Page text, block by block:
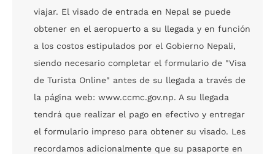
viajar. El visado de entrada en Nepal se puede
obtener en el aeropuerto a su llegada y en función
a los costos estipulados por el Gobierno Nepali,
siendo necesario completar el formulario de "Visa
de Turista Online" antes de su llegada a través de
la página web: www.ccmc.gov.np. A su llegada
tendrá que realizar el pago en efectivo y entregar
el formulario impreso para obtener su visado. Les
recordamos adicionalmente que su pasaporte en